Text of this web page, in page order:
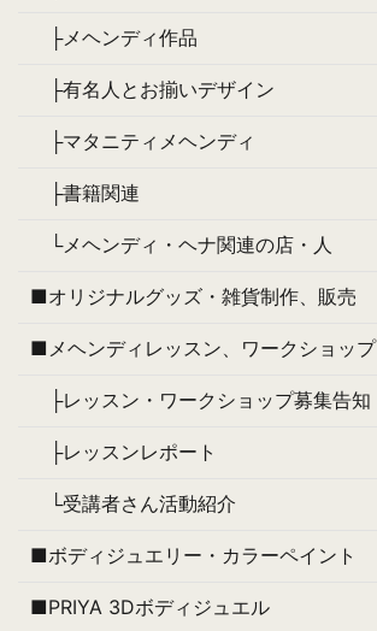
├メヘンディ作品
├有名人とお揃いデザイン
├マタニティメヘンディ
├書籍関連
└メヘンディ・ヘナ関連の店・人
■オリジナルグッズ・雑貨制作、販売
■メヘンディレッスン、ワークショップ
├レッスン・ワークショップ募集告知
├レッスンレポート
└受講者さん活動紹介
■ボディジュエリー・カラーペイント
■PRIYA 3Dボディジュエル